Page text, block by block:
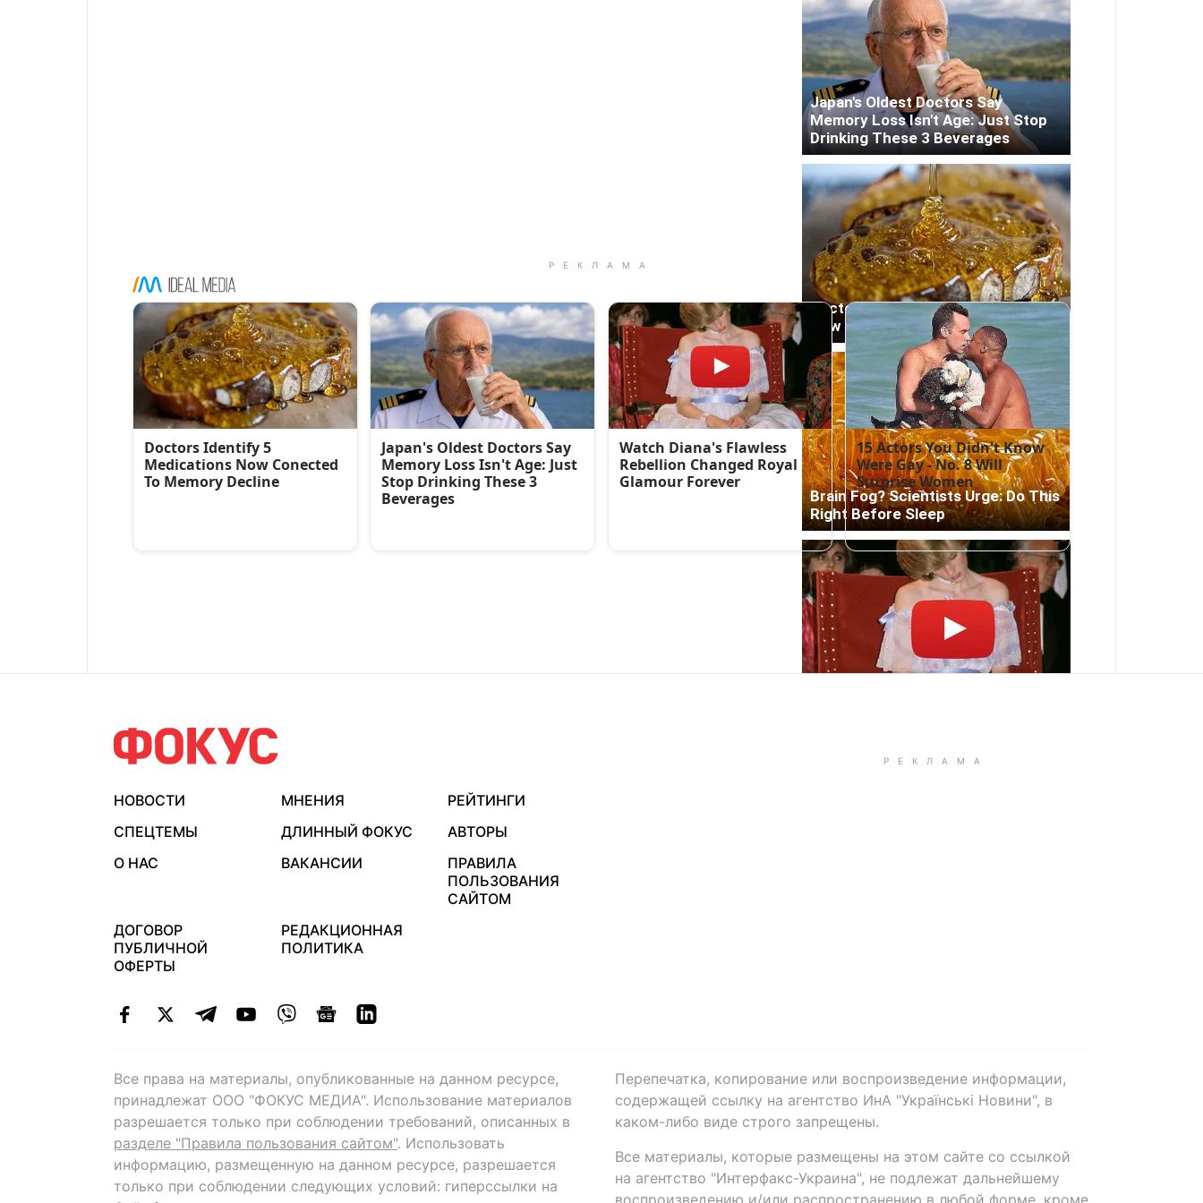
НОВОСТИ МНЕНИЯ
РЕЙТИНГИ
СПЕЦТЕМЫ
ДЛИННЫЙ ФОКУС
АВТОРЫ
О НАС
ВАКАНСИИ
ПРАВИЛА
ПОЛЬЗОВАНИЯ
САЙТОМ
ДОГОВОР
ПУБЛИЧНОЙ
ОФЕРТЫ
РЕДАКЦИОННАЯ
ПОЛИТИКА
Все права на материалы, опубликованные на данном ресурсе,
принадлежат ООО "ФОКУС МЕДИА". Использование материалов
разрешается только при соблюдении требований, описанных в
разделе "Правила пользования сайтом". Использовать
информацию, размещенную на данном ресурсе, разрешается
только при соблюдении следующих условий: гиперссылки на
Перепечатка, копирование или воспроизведение информации,
содержащей ссылку на агентство ИнА "Українські Новини", в
каком-либо виде строго запрещены.
Все материалы, которые размещены на этом сайте со ссылкой
на агентство "Интерфакс-Украина", не подлежат дальнейшему
воспроизведению и/или распространению в любой форме, кроме